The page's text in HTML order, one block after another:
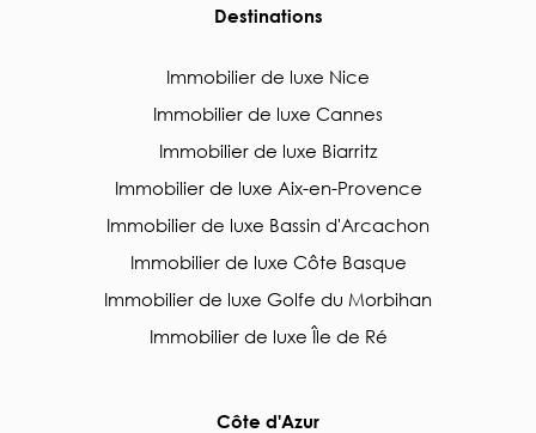
Destinations
Immobilier de luxe Nice
Immobilier de luxe Cannes
Immobilier de luxe Biarritz
Immobilier de luxe Aix-en-Provence
Immobilier de luxe Bassin d'Arcachon
Immobilier de luxe Côte Basque
Immobilier de luxe Golfe du Morbihan
Immobilier de luxe Île de Ré
Côte d'Azur